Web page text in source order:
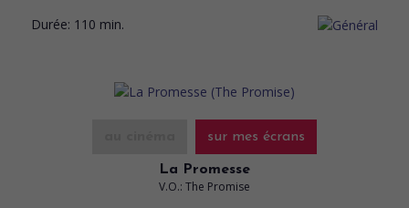
Durée: 110 min.
sur mes écrans
La Promesse
V.O.: The Promise